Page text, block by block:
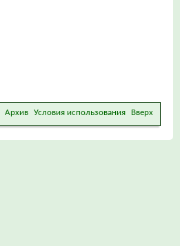
Архив Условия использования Вверх